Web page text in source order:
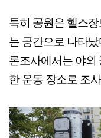
특히 공원은 헬스
는 공간으로 나타
론조사에서는 야외
한 운동 장소로 조